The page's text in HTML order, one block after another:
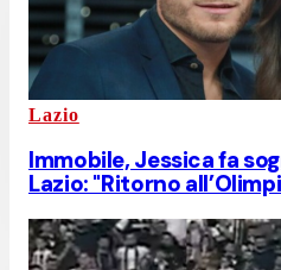
Lazio
Immobile, Jessica fa
Lazio: "Ritorno